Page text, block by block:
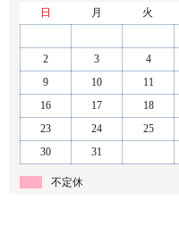
日
月 火
2
3 4
9
10 11
16
17 18
23
24 25
30
31
不定休